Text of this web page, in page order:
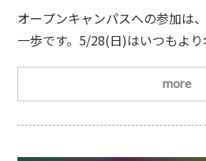
ス
オープンキャンパスへの参加は
一歩です。5/28(日)はいつもよ
成に入学したのか？勉強は難し
か？など、気になることを聞い
ご参加を心よりお待ちしており
more